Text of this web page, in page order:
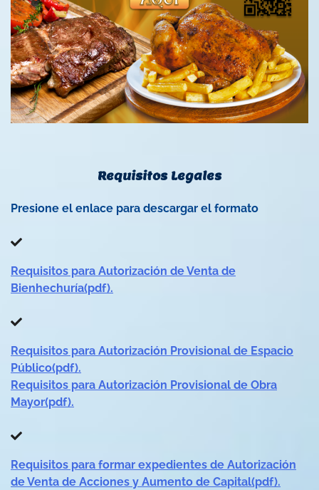
Requisitos Legales
Presione el enlace para descargar el formato
Requisitos para Autorización de Venta de
Bienhechuría(pdf).
Requisitos para Autorización Provisional de Espacio
Público(pdf).
Requisitos para Autorización Provisional de Obra
Mayor(pdf).
Requisitos para formar expedientes de Autorización
de Venta de Acciones y Aumento de Capital(pdf).